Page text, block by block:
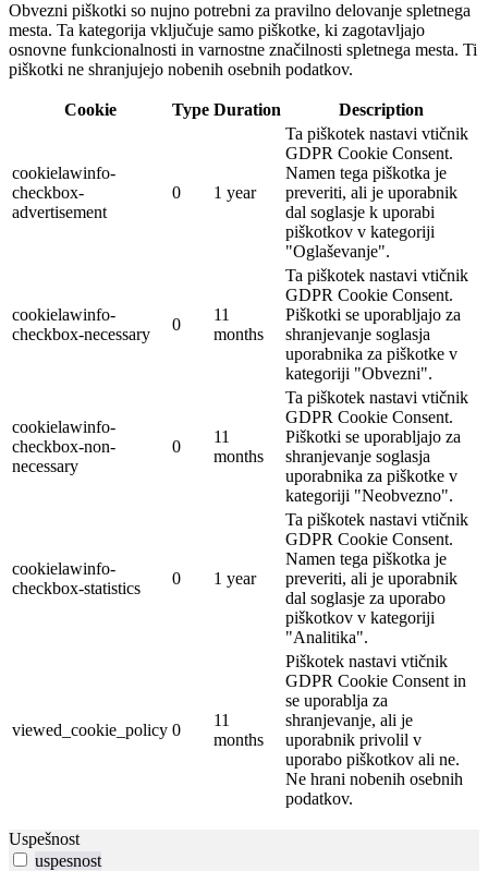
Obvezni piškotki so nujno potrebni za pravilno delovanje spletnega
mesta. Ta kategorija vključuje samo piškotke, ki zagotavljajo
osnovne funkcionalnosti in varnostne značilnosti spletnega mesta. Ti
piškotki ne shranjujejo nobenih osebnih podatkov.
Cookie Type Duration Description
cookielawinfo-
checkbox-
advertisement
0 1 year
Ta piškotek nastavi vtičnik
GDPR Cookie Consent.
Namen tega piškotka je
preveriti, ali je uporabnik
dal soglasje k uporabi
piškotkov v kategoriji
"Oglaševanje".
cookielawinfo-
checkbox-necessary
0
11
months
Ta piškotek nastavi vtičnik
GDPR Cookie Consent.
Piškotki se uporabljajo za
shranjevanje soglasja
uporabnika za piškotke v
kategoriji "Obvezni".
cookielawinfo-
checkbox-non-
necessary
0
11
months
Ta piškotek nastavi vtičnik
GDPR Cookie Consent.
Piškotki se uporabljajo za
shranjevanje soglasja
uporabnika za piškotke v
kategoriji "Neobvezno".
cookielawinfo-
checkbox-statistics
0 1 year
Ta piškotek nastavi vtičnik
GDPR Cookie Consent.
Namen tega piškotka je
preveriti, ali je uporabnik
dal soglasje za uporabo
piškotkov v kategoriji
"Analitika".
viewed_cookie_policy 0
11
months
Piškotek nastavi vtičnik
GDPR Cookie Consent in
se uporablja za
shranjevanje, ali je
uporabnik privolil v
uporabo piškotkov ali ne.
Ne hrani nobenih osebnih
podatkov.
Uspešnost
uspesnost